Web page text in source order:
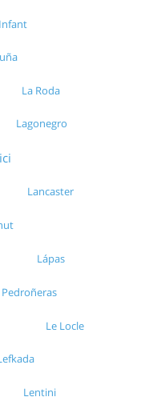
La Roda
Lagonegro
Lancaster
Lápas
Pedroñeras
Le Locle
Lentini